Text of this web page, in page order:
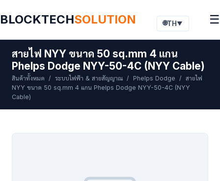
BLOCKTECHSOLUTION 🌐TH ▼ ☰
สายไฟ NYY ขนาด 50 sq.mm 4 แกน
Phelps Dodge NYY-50-4C (NYY Cable)
สินค้าทั้งหมด / ระบบไฟฟ้า & สายสัญญาณ / Phelps Dodge / สายไฟ
NYY ขนาด 50 sq.mm 4 แกน Phelps Dodge NYY-50-4C (NYY
Cable)